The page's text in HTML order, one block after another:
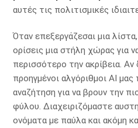
αυτές τις πολιτισμικές
Όταν επεξεργάζεσαι μια
ορίσεις μια στήλη χώρας για
περισσότερο την ακρίβεια.
προηγμένοι αλγόριθμοι AI
αναζήτηση για να βρουν την
φύλου. Διαχειριζόμαστε
ονόματα με παύλα και ακόμη